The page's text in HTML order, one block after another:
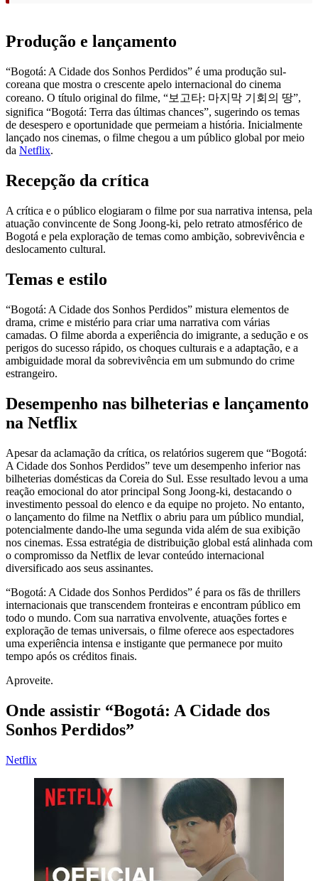
Produção e lançamento
“Bogotá: A Cidade dos Sonhos Perdidos” é uma produção sul-
coreana que mostra o crescente apelo internacional do cinema
coreano. O título original do filme, “보고타: 마지막 기회의 땅”,
significa “Bogotá: Terra das últimas chances”, sugerindo os temas
de desespero e oportunidade que permeiam a história. Inicialmente
lançado nos cinemas, o filme chegou a um público global por meio
da Netflix.
Recepção da crítica
A crítica e o público elogiaram o filme por sua narrativa intensa, pela
atuação convincente de Song Joong-ki, pelo retrato atmosférico de
Bogotá e pela exploração de temas como ambição, sobrevivência e
deslocamento cultural.
Temas e estilo
“Bogotá: A Cidade dos Sonhos Perdidos” mistura elementos de
drama, crime e mistério para criar uma narrativa com várias
camadas. O filme aborda a experiência do imigrante, a sedução e os
perigos do sucesso rápido, os choques culturais e a adaptação, e a
ambiguidade moral da sobrevivência em um submundo do crime
estrangeiro.
Desempenho nas bilheterias e lançamento
na Netflix
Apesar da aclamação da crítica, os relatórios sugerem que “Bogotá:
A Cidade dos Sonhos Perdidos” teve um desempenho inferior nas
bilheterias domésticas da Coreia do Sul. Esse resultado levou a uma
reação emocional do ator principal Song Joong-ki, destacando o
investimento pessoal do elenco e da equipe no projeto. No entanto,
o lançamento do filme na Netflix o abriu para um público mundial,
potencialmente dando-lhe uma segunda vida além de sua exibição
nos cinemas. Essa estratégia de distribuição global está alinhada com
o compromisso da Netflix de levar conteúdo internacional
diversificado aos seus assinantes.
“Bogotá: A Cidade dos Sonhos Perdidos” é para os fãs de thrillers
internacionais que transcendem fronteiras e encontram público em
todo o mundo. Com sua narrativa envolvente, atuações fortes e
exploração de temas universais, o filme oferece aos espectadores
uma experiência intensa e instigante que permanece por muito
tempo após os créditos finais.
Aproveite.
Onde assistir “Bogotá: A Cidade dos
Sonhos Perdidos”
Netflix